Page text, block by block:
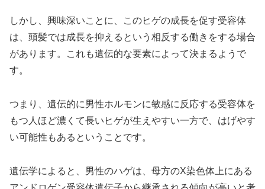
しかし、興味深いことに、このヒゲの成長を促す受容体
は、頭髪では成長を抑えるという相反する働きをする場合
があります。これも遺伝的な要素によって決まるようで
す。
つまり、遺伝的に男性ホルモンに敏感に反応する受容体を
もつ人ほど濃くて長いヒゲが生えやすい一方で、はげやす
い可能性もあるということです。
遺伝学によると、男性のハゲは、母方のX染色体上にある